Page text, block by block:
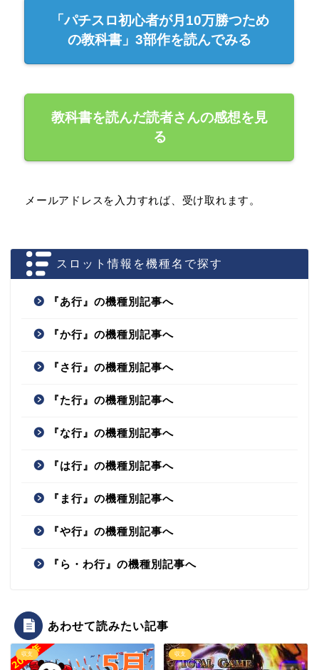
「パチスロ初心者が月10万勝つため
の教科書」3部作を読んでみる
教科書を読んだ読者さんの感想を見
る
メールアドレスを入力すれば、受け取れます。
スロット情報を機種名で探す
『あ行』の機種別記事へ
『か行』の機種別記事へ
『さ行』の機種別記事へ
『た行』の機種別記事へ
『な行』の機種別記事へ
『は行』の機種別記事へ
『ま行』の機種別記事へ
『や行』の機種別記事へ
『ら・わ行』の機種別記事へ
あわせて読みたい記事
収支 収支